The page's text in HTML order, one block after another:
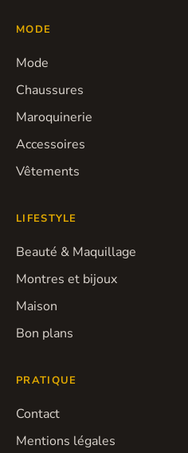
MODE
Mode
Chaussures
Maroquinerie
Accessoires
Vêtements
LIFESTYLE
Beauté & Maquillage
Montres et bijoux
Maison
Bon plans
PRATIQUE
Contact
Mentions légales